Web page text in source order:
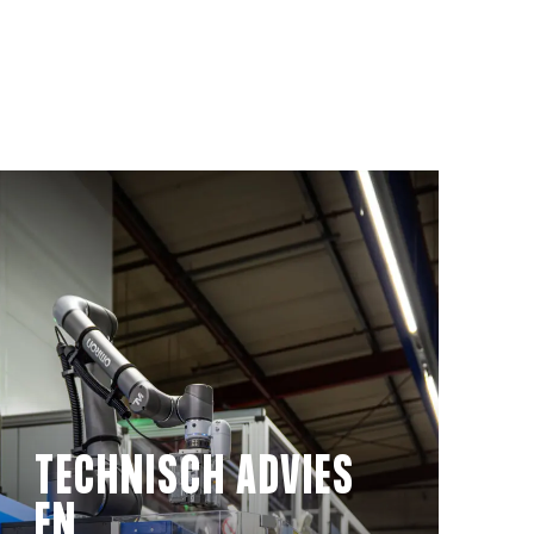
TECHNISCH ADVIES